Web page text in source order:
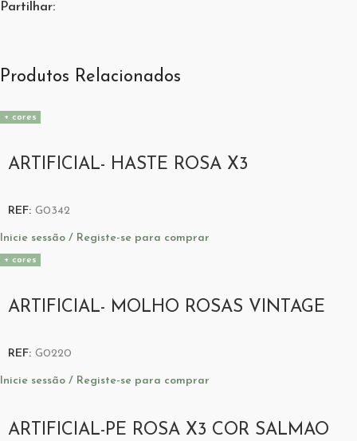
Partilhar:
Produtos Relacionados
+ cores
ARTIFICIAL- HASTE ROSA X3
REF: G0342
Inicie sessão / Registe-se para comprar
+ cores
ARTIFICIAL- MOLHO ROSAS VINTAGE
REF: G0220
Inicie sessão / Registe-se para comprar
ARTIFICIAL-PE ROSA X3 COR SALMAO